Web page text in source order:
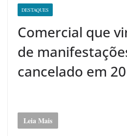
DESTAQUES
Comercial que
de
cancelado em
Leia Mais